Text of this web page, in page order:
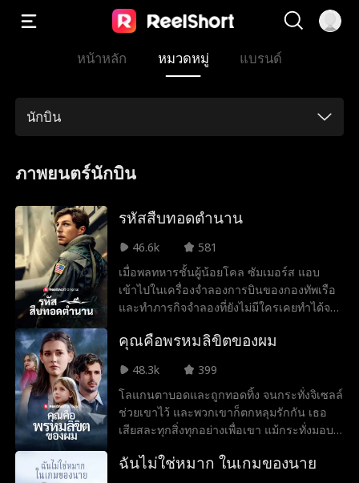
หน้าหลัก หมวดหมู่ แบรนด์
นักบิน
ภาพยนตร์นักบิน
รหัสสืบทอดตำนาน
46.6k
581
เมื่อพลทหารชั้นผู้น้อยโคล ซัมเมอร์ส แอบ
เข้าไปในเครื่องจำลองการบินของกองทัพเรือ
และทำภารกิจจำลองที่ยังไม่มีใครเคยทำได้จน
หวังเดียวที่จะป้องกันสงครามโลกครั้งที่ 3 แต่
ที่คดโกง มหาเศรษฐีด้านเทคโนโลยีผู้ชั่วร้าย
รวมไปถึงมรดกตกทอดของครอบครัวตัวเอง
เสียก่อน
คุณคือพรหมลิขิตของผม
48.3k
399
โลแกนตาบอดและถูกทอดทิ้ง จนกระทั่งจิเซลล์
ช่วยเขาไว้ และพวกเขาก็ตกหลุมรักกัน เธอ
เสียสละทุกสิ่งทุกอย่างเพื่อเขา แม้กระทั่งมอบ
เขาก็หายไปแล้ว สิ่งที่เขาไม่รู้ก็คือเธอกำลังตั้ง
ฉันไม่ใช่หมาก ในเกมของนาย